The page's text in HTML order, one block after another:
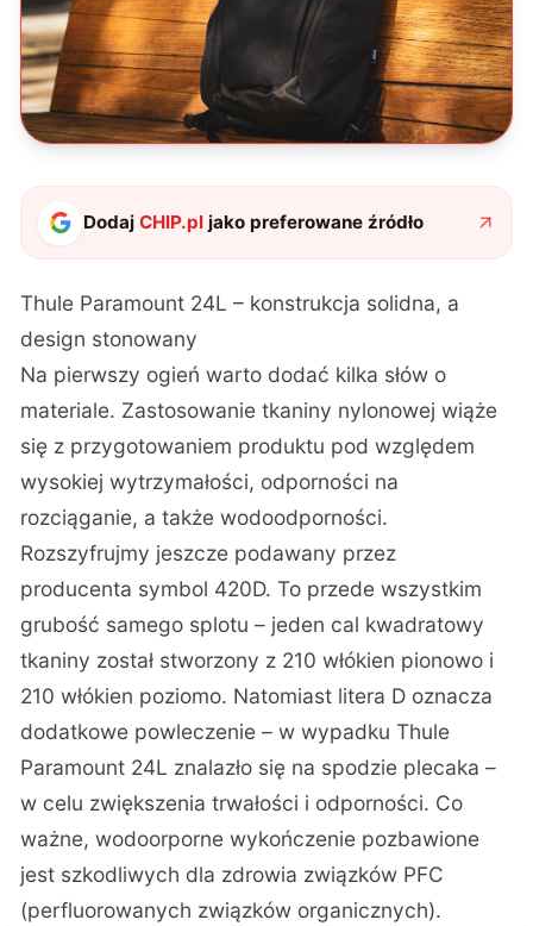
DodajCHIP.pl jako preferowane źródło
Thule Paramount 24L – konstrukcja solidna, a
design stonowany
Na pierwszy ogień warto dodać kilka słów o
materiale. Zastosowanie tkaniny nylonowej wiąże
się z przygotowaniem produktu pod względem
wysokiej wytrzymałości, odporności na
rozciąganie, a także wodoodporności.
Rozszyfrujmy jeszcze podawany przez
producenta symbol 420D. To przede wszystkim
grubość samego splotu – jeden cal kwadratowy
tkaniny został stworzony z 210 włókien pionowo i
210 włókien poziomo. Natomiast litera D oznacza
dodatkowe powleczenie – w wypadku Thule
Paramount 24L znalazło się na spodzie plecaka –
w celu zwiększenia trwałości i odporności. Co
ważne, wodoorporne wykończenie pozbawione
jest szkodliwych dla zdrowia związków PFC
(perfluorowanych związków organicznych).